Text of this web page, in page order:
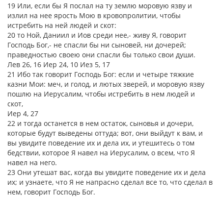
19 Или, если бы Я послал на ту землю моровую язву и
излил на нее ярость Мою в кровопролитии, чтобы
истребить на ней людей и скот:
20 то Ной, Даниил и Иов среди нее,- живу Я, говорит
Господь Бог,- не спасли бы ни сыновей, ни дочерей;
праведностью своею они спасли бы только свои души.
Лев 26, 16 Иер 24, 10 Иез 5, 17
21 Ибо так говорит Господь Бог: если и четыре тяжкие
казни Мои: меч, и голод, и лютых зверей, и моровую язву
пошлю на Иерусалим, чтобы истребить в нем людей и
скот,
Иер 4, 27
22 и тогда останется в нем остаток, сыновья и дочери,
которые будут выведены оттуда; вот, они выйдут к вам, и
вы увидите поведение их и дела их, и утешитесь о том
бедствии, которое Я навел на Иерусалим, о всем, что Я
навел на него.
23 Они утешат вас, когда вы увидите поведение их и дела
их; и узнаете, что Я не напрасно сделал все то, что сделал в
нем, говорит Господь Бог.